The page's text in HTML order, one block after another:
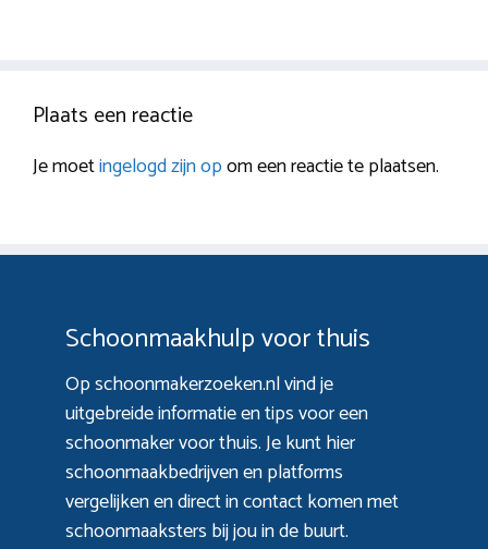
Plaats een reactie
Je moetingelogd zijn opom een reactie te plaatsen.
Schoonmaakhulp voor thuis
Op schoonmakerzoeken.nl vind je
uitgebreide informatie en tips voor een
schoonmaker voor thuis. Je kunt hier
schoonmaakbedrijven en platforms
vergelijken en direct in contact komen met
schoonmaaksters bij jou in de buurt.